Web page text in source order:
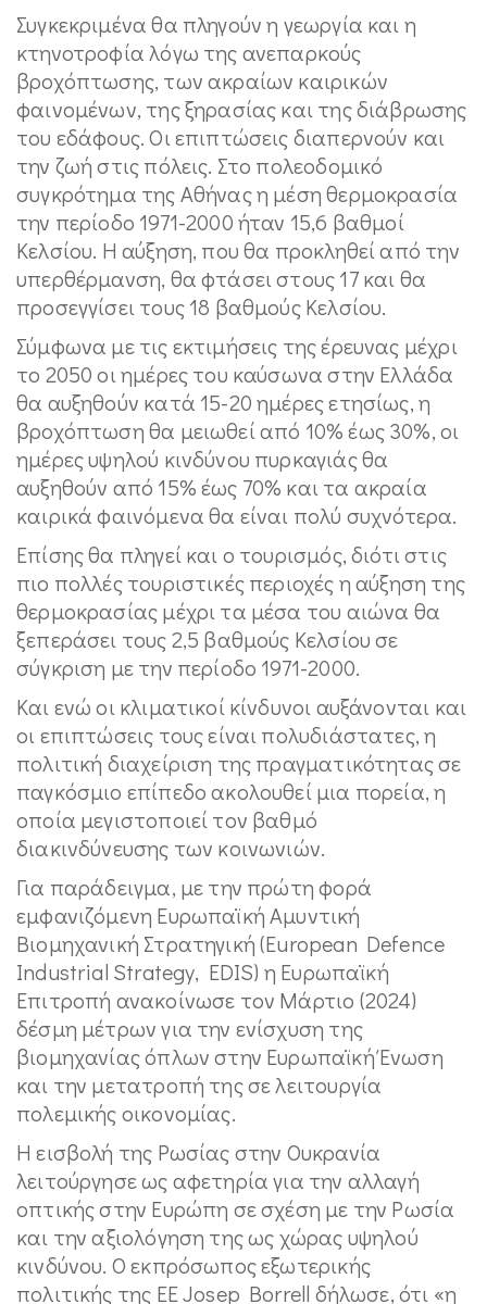
Συγκεκριμένα θα πληγούν η γεωργία και η
κτηνοτροφία λόγω της ανεπαρκούς
βροχόπτωσης, των ακραίων καιρικών
φαινομένων, της ξηρασίας και της διάβρωσης
του εδάφους. Οι επιπτώσεις διαπερνούν και
την ζωή στις πόλεις. Στο πολεοδομικό
συγκρότημα της Αθήνας η μέση θερμοκρασία
την περίοδο 1971-2000 ήταν 15,6 βαθμοί
Κελσίου. Η αύξηση, που θα προκληθεί από την
υπερθέρμανση, θα φτάσει στους 17 και θα
προσεγγίσει τους 18 βαθμούς Κελσίου.
Σύμφωνα με τις εκτιμήσεις της έρευνας μέχρι
το 2050 οι ημέρες του καύσωνα στην Ελλάδα
θα αυξηθούν κατά 15-20 ημέρες ετησίως, η
βροχόπτωση θα μειωθεί από 10% έως 30%, οι
ημέρες υψηλού κινδύνου πυρκαγιάς θα
αυξηθούν από 15% έως 70% και τα ακραία
καιρικά φαινόμενα θα είναι πολύ συχνότερα.
Επίσης θα πληγεί και ο τουρισμός, διότι στις
πιο πολλές τουριστικές περιοχές η αύξηση της
θερμοκρασίας μέχρι τα μέσα του αιώνα θα
ξεπεράσει τους 2,5 βαθμούς Κελσίου σε
σύγκριση με την περίοδο 1971-2000.
Και ενώ οι κλιματικοί κίνδυνοι αυξάνονται και
οι επιπτώσεις τους είναι πολυδιάστατες, η
πολιτική διαχείριση της πραγματικότητας σε
παγκόσμιο επίπεδο ακολουθεί μια πορεία, η
οποία μεγιστοποιεί τον βαθμό
διακινδύνευσης των κοινωνιών.
Για παράδειγμα, με την πρώτη φορά
εμφανιζόμενη Ευρωπαϊκή Αμυντική
Βιομηχανική Στρατηγική (European Defence
Industrial Strategy, EDIS) η Ευρωπαϊκή
Επιτροπή ανακοίνωσε τον Μάρτιο (2024)
δέσμη μέτρων για την ενίσχυση της
βιομηχανίας όπλων στην Ευρωπαϊκή Ένωση
και την μετατροπή της σε λειτουργία
πολεμικής οικονομίας.
Η εισβολή της Ρωσίας στην Ουκρανία
λειτούργησε ως αφετηρία για την αλλαγή
οπτικής στην Ευρώπη σε σχέση με την Ρωσία
και την αξιολόγηση της ως χώρας υψηλού
κινδύνου. Ο εκπρόσωπος εξωτερικής
πολιτικής της ΕΕ Josep Borrell δήλωσε, ότι «η